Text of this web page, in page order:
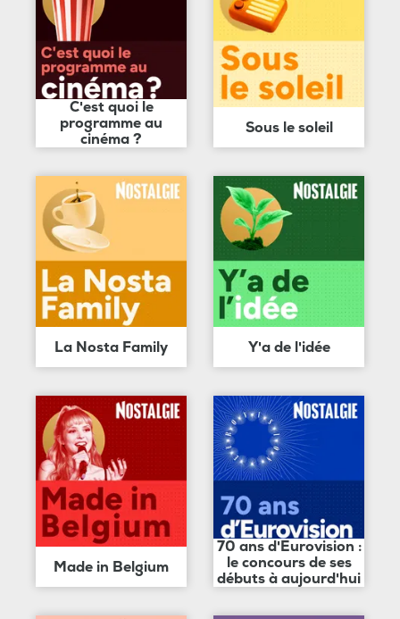
C'est quoi le
programme au
cinéma ?
Sous le soleil
La Nosta Family Y'a de l'idée
Made in Belgium
70 ans d'Eurovision :
le concours de ses
débuts à aujourd'hui